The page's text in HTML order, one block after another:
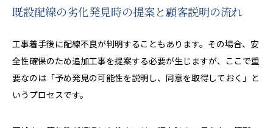
既設配線の劣化発見時の提案と顧客説明の流れ
工事着手後に配線不良が判明することもあります。その場合、安
全性確保のため追加工事を提案する必要が生じますが、ここで重
要なのは「予め発見の可能性を説明し、同意を取得しておく」と
いうプロセスです。